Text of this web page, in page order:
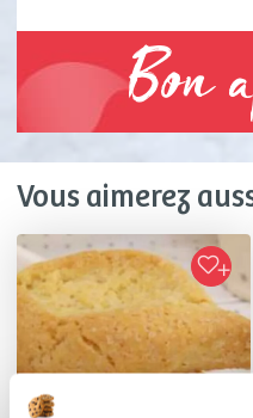
Bon
Vous aimerez